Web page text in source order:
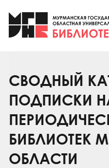
Клуб «Гиря и
Клуб «Семейный
Коллегам
Контакты
СВОДНЫЙ
ПОДПИСКИ
БИБЛИОТЕК
ОБЛАСТИ